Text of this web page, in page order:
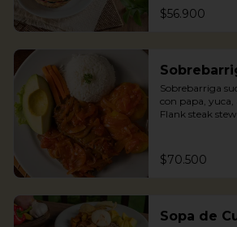
*Disponible solo
(Sábados,
accompanied
(avaliable only
$56.900
Sobrebarriga
con papa,
Flank steak
$70.500
Sopa de